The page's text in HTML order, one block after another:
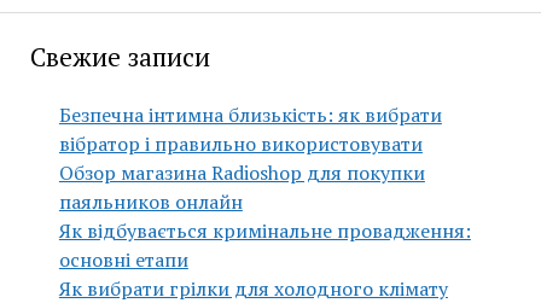
Свежие записи
Безпечна інтимна близькість: як вибрати
вібратор і правильно використовувати
Обзор магазина Radioshop для покупки
паяльников онлайн
Як відбувається кримінальне провадження:
основні етапи
Як вибрати грілки для холодного клімату